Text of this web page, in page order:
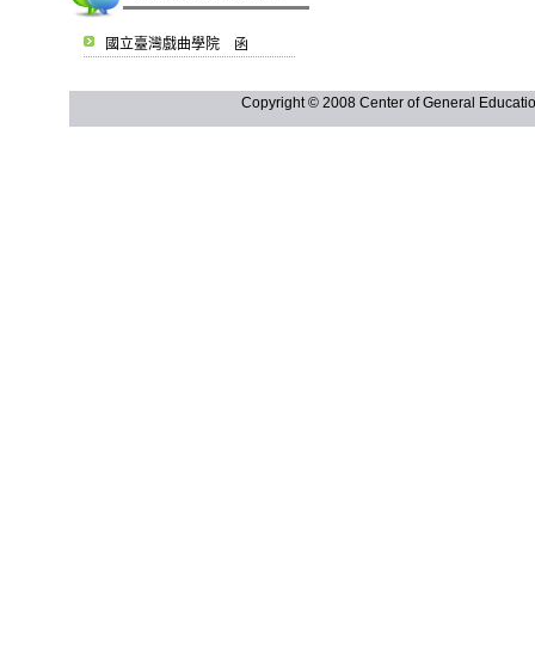
國立臺灣戲曲學院 函
Copyright © 2008 Center of General